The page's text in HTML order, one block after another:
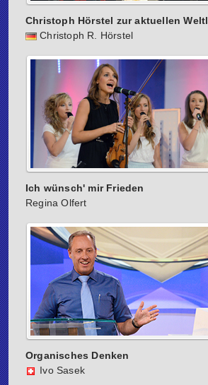
Christoph Hörstel zur aktuellen
Christoph R. Hörstel
Ich wünsch' mir Frieden
Regina Olfert
Organisches Denken
Ivo Sasek